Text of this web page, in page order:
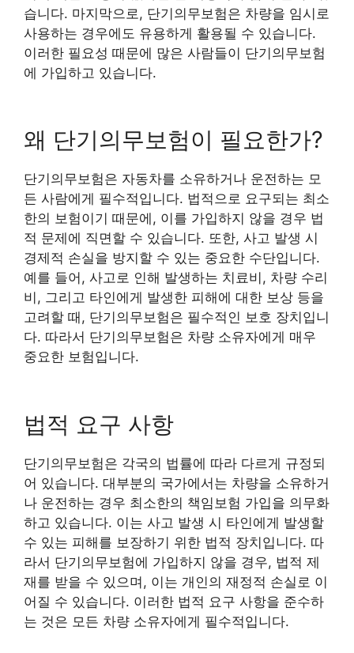
습니다. 마지막으로, 단기의무보험은 차량을 임시로
사용하는 경우에도 유용하게 활용될 수 있습니다.
이러한 필요성 때문에 많은 사람들이 단기의무보험
에 가입하고 있습니다.
왜 단기의무보험이 필요한가?
단기의무보험은 자동차를 소유하거나 운전하는 모
든 사람에게 필수적입니다. 법적으로 요구되는 최소
한의 보험이기 때문에, 이를 가입하지 않을 경우 법
적 문제에 직면할 수 있습니다. 또한, 사고 발생 시
경제적 손실을 방지할 수 있는 중요한 수단입니다.
예를 들어, 사고로 인해 발생하는 치료비, 차량 수리
비, 그리고 타인에게 발생한 피해에 대한 보상 등을
고려할 때, 단기의무보험은 필수적인 보호 장치입니
다. 따라서 단기의무보험은 차량 소유자에게 매우
중요한 보험입니다.
법적 요구 사항
단기의무보험은 각국의 법률에 따라 다르게 규정되
어 있습니다. 대부분의 국가에서는 차량을 소유하거
나 운전하는 경우 최소한의 책임보험 가입을 의무화
하고 있습니다. 이는 사고 발생 시 타인에게 발생할
수 있는 피해를 보장하기 위한 법적 장치입니다. 따
라서 단기의무보험에 가입하지 않을 경우, 법적 제
재를 받을 수 있으며, 이는 개인의 재정적 손실로 이
어질 수 있습니다. 이러한 법적 요구 사항을 준수하
는 것은 모든 차량 소유자에게 필수적입니다.